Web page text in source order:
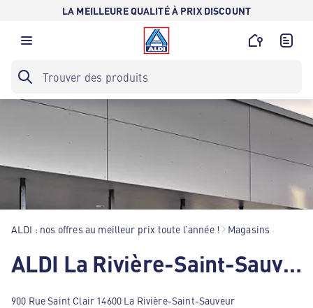
LA MEILLEURE QUALITÉ À PRIX DISCOUNT
ALDI : nos offres au meilleur prix toute l’année ! Magasins
ALDI La Rivière-Saint-Sauveur
900 Rue Saint Clair 14600 La Rivière-Saint-Sauveur